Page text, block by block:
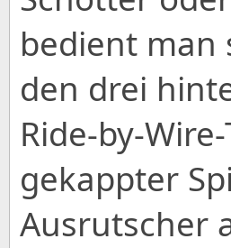
bedient man
den drei
Ride-by-
gekappter
Ausrutscher